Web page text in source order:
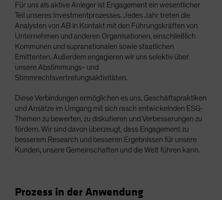
Switzerland
Taiwan - 台灣
UK
United States (US Citizens)
US (Non-US Citizens/NRC)
Für uns als aktive Anleger ist Engagement ein wesentlicher
Teil unseres Investmentprozesses. Jedes Jahr treten die
Analysten von AB in Kontakt mit den Führungskräften von
Unternehmen und anderen Organisationen, einschließlich
Kommunen und supranationalen sowie staatlichen
Emittenten. Außerdem engagieren wir uns selektiv über
unsere Abstimmungs- und
Stimmrechtsvertretungsaktivitäten.
Diese Verbindungen ermöglichen es uns, Geschäftspraktiken
und Ansätze im Umgang mit sich rasch entwickelnden ESG-
Themen zu bewerten, zu diskutieren und Verbesserungen zu
fördern. Wir sind davon überzeugt, dass Engagement zu
besserem Research und besseren Ergebnissen für unsere
Kunden, unsere Gemeinschaften und die Welt führen kann.
Prozess in der Anwendung